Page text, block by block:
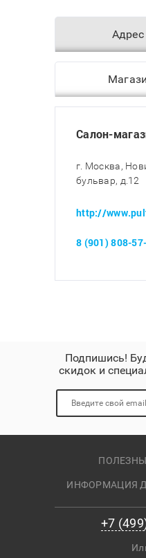
Салон-
г. Москва,
бульвар, д.12
http://
8 (901) 808-
Подпишись!
скидок и
ИНФОРМАЦИЯ
+7